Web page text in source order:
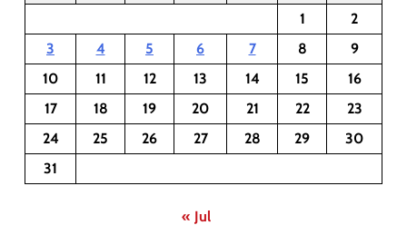
1
2
3
4 5 6 7 8
9
10
11 12 13 14 15
16
17
18 19 20 21 22
23
24
25 26 27 28 29
30
31
« Jul